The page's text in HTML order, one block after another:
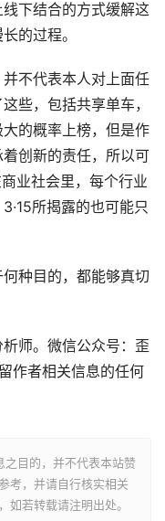
下结合的方式缓解这
的过程。
不代表本人对上面任
些，包括共享单车，
的概率上榜，但是作
创新的责任，所以可
业社会里，每个行业
所揭露的也可能只
种目的，都能够真切
师。微信公众号：歪
作者相关信息的任何
目的，并不代表本站赞
考，并请自行核实相关
如若转载请注明出处。